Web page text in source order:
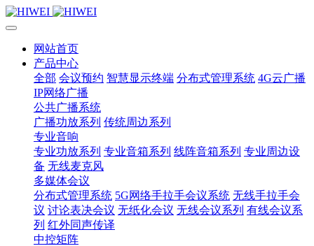
网站首页
产品中心
全部 会议预约 智慧显示终端 分布式管理系统 4G云广播
IP网络广播
公共广播系统
广播功放系列 传统周边系列
专业音响
专业功放系列 专业音箱系列 线阵音箱系列 专业周边设
备 无线麦克风
多媒体会议
分布式管理系统 5G网络手拉手会议系统 无线手拉手会
议 讨论表决会议 无纸化会议 无线会议系列 有线会议系
列 红外同声传译
中控矩阵